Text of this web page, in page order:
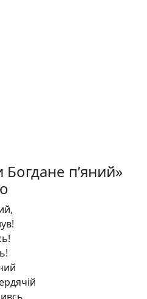
п’яний»